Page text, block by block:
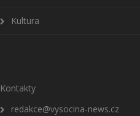
Kultura
Kontakty
redakce@vysocina-news.cz